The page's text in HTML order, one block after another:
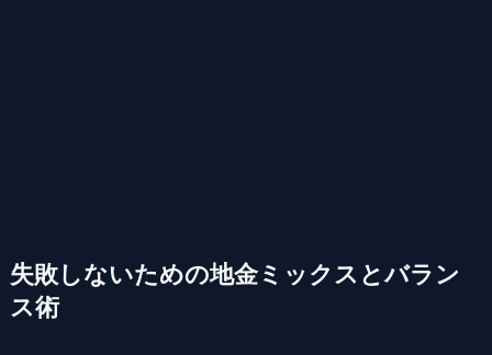
失敗しないための地金ミックスとバラン
ス術